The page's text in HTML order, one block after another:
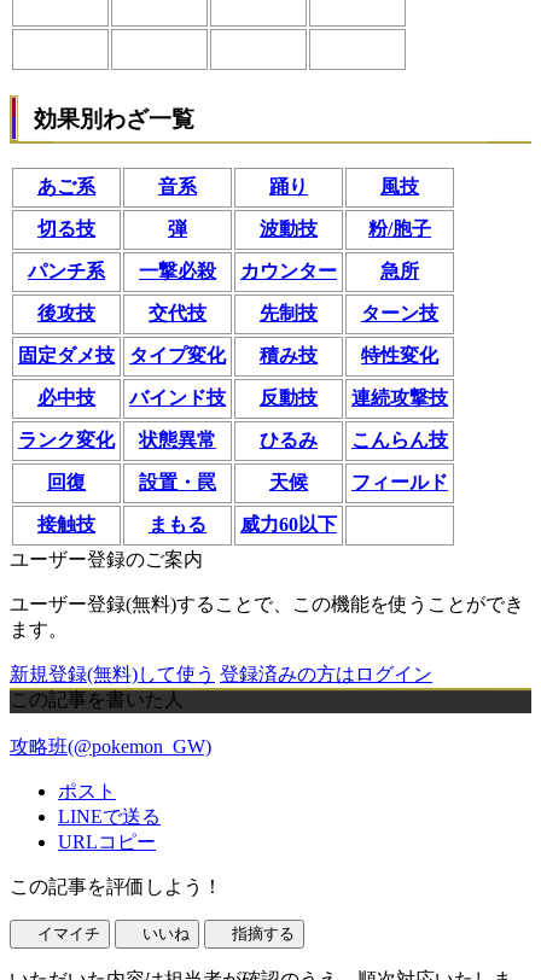
効果別わざ一覧
あご系 音系 踊り 風技
切る技 弾 波動技 粉/胞子
パンチ系 一撃必殺 カウンター 急所
後攻技 交代技 先制技 ターン技
固定ダメ技 タイプ変化 積み技 特性変化
必中技 バインド技 反動技 連続攻撃技
ランク変化 状態異常 ひるみ こんらん技
回復 設置・罠 天候 フィールド
接触技 まもる
威力60以下
ユーザー登録のご案内
ユーザー登録(無料)することで、この機能を使うことができ
ます。
新規登録(無料)して使う 登録済みの方はログイン
この記事を書いた人
攻略班(@pokemon_GW)
ポスト
LINEで送る
URLコピー
この記事を評価しよう！
イマイチ いいね 指摘する